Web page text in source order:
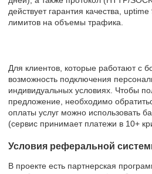
действует гарантия качества,
лимитов на объемы трафика.
Для клиентов, которые работают с
возможность подключения
индивидуальных условиях. Чтобы
предложение, необходимо
оплаты услуг можно использовать
(сервис принимает платежи в 10+
Условия реферальной
В проекте есть партнерская